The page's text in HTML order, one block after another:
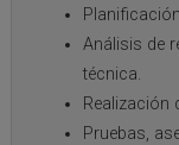
Análisis de
técnica.
Realización
Pruebas,